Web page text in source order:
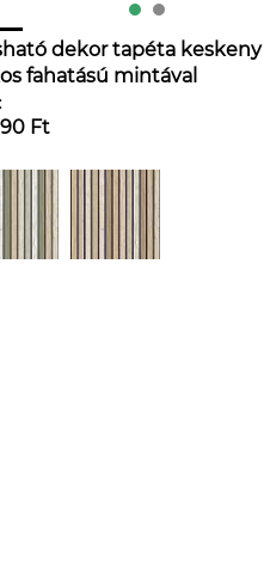
dekor tapéta keskeny
fahatású mintával
színben
Ft